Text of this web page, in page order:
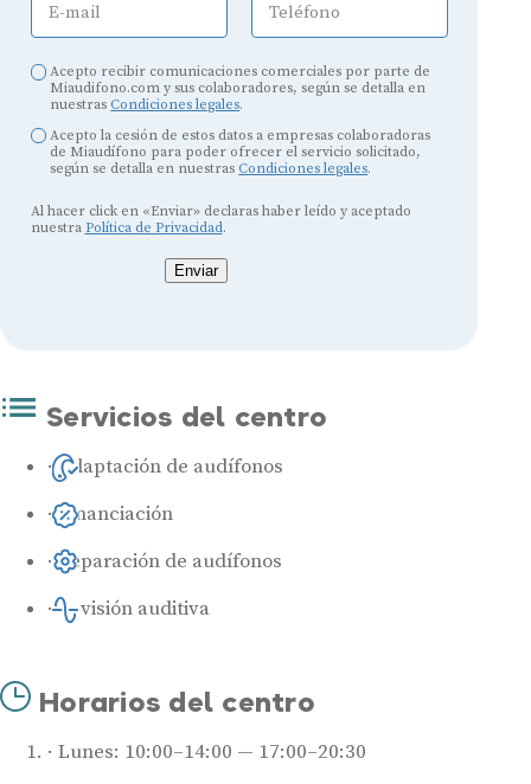
E-mail Teléfono
Acepto recibir comunicaciones comerciales por parte de
Miaudifono.com y sus colaboradores, según se detalla en
nuestras Condiciones legales.
Acepto la cesión de estos datos a empresas colaboradoras
de Miaudífono para poder ofrecer el servicio solicitado,
según se detalla en nuestras Condiciones legales.
Al hacer click en «Enviar» declaras haber leído y aceptado
nuestra Política de Privacidad.
Enviar
Servicios del centro
Adaptación de audífonos
Financiación
Reparación de audífonos
Revisión auditiva
Horarios del centro
Lunes: 10:00–14:00 — 17:00–20:30